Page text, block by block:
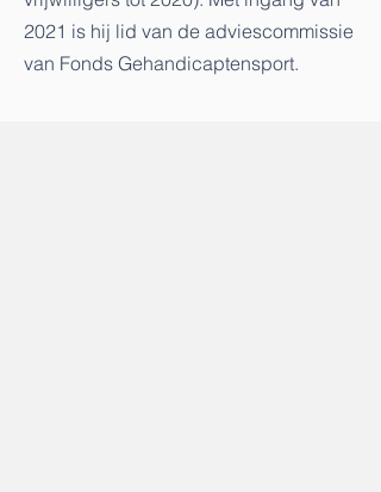
2021 is hij lid van de adviescommissie
van Fonds Gehandicaptensport.